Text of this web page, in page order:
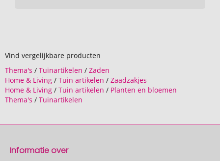
Vind vergelijkbare producten
Thema's / Tuinartikelen / Zaden
Home & Living / Tuin artikelen / Zaadzakjes
Home & Living / Tuin artikelen / Planten en bloemen
Thema's / Tuinartikelen
Informatie over